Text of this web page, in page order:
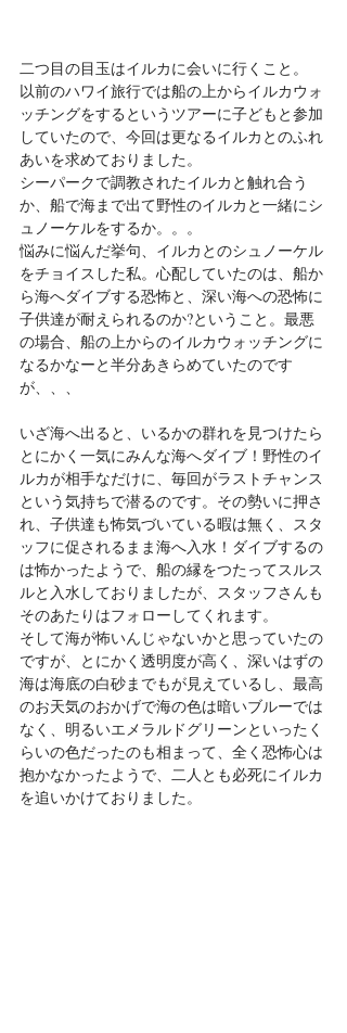
二つ目の目玉はイルカに会いに行くこと。
以前のハワイ旅行では船の上からイルカウォ
ッチングをするというツアーに子どもと参加
していたので、今回は更なるイルカとのふれ
あいを求めておりました。
シーパークで調教されたイルカと触れ合う
か、船で海まで出て野性のイルカと一緒にシ
ュノーケルをするか。。。
悩みに悩んだ挙句、イルカとのシュノーケル
をチョイスした私。心配していたのは、船か
ら海へダイブする恐怖と、深い海への恐怖に
子供達が耐えられるのか?ということ。最悪
の場合、船の上からのイルカウォッチングに
なるかなーと半分あきらめていたのです
が、、、
いざ海へ出ると、いるかの群れを見つけたら
とにかく一気にみんな海へダイブ！野性のイ
ルカが相手なだけに、毎回がラストチャンス
という気持ちで潜るのです。その勢いに押さ
れ、子供達も怖気づいている暇は無く、スタ
ッフに促されるまま海へ入水！ダイブするの
は怖かったようで、船の縁をつたってスルス
ルと入水しておりましたが、スタッフさんも
そのあたりはフォローしてくれます。
そして海が怖いんじゃないかと思っていたの
ですが、とにかく透明度が高く、深いはずの
海は海底の白砂までもが見えているし、最高
のお天気のおかげで海の色は暗いブルーでは
なく、明るいエメラルドグリーンといったく
らいの色だったのも相まって、全く恐怖心は
抱かなかったようで、二人とも必死にイルカ
を追いかけておりました。